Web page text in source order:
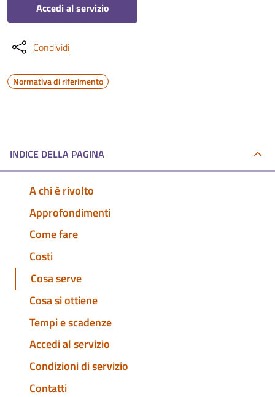
Accedi al servizio
Condividi
Normativa di riferimento
INDICE DELLA PAGINA
A chi è rivolto
Approfondimenti
Come fare
Costi
Cosa serve
Cosa si ottiene
Tempi e scadenze
Accedi al servizio
Condizioni di servizio
Contatti